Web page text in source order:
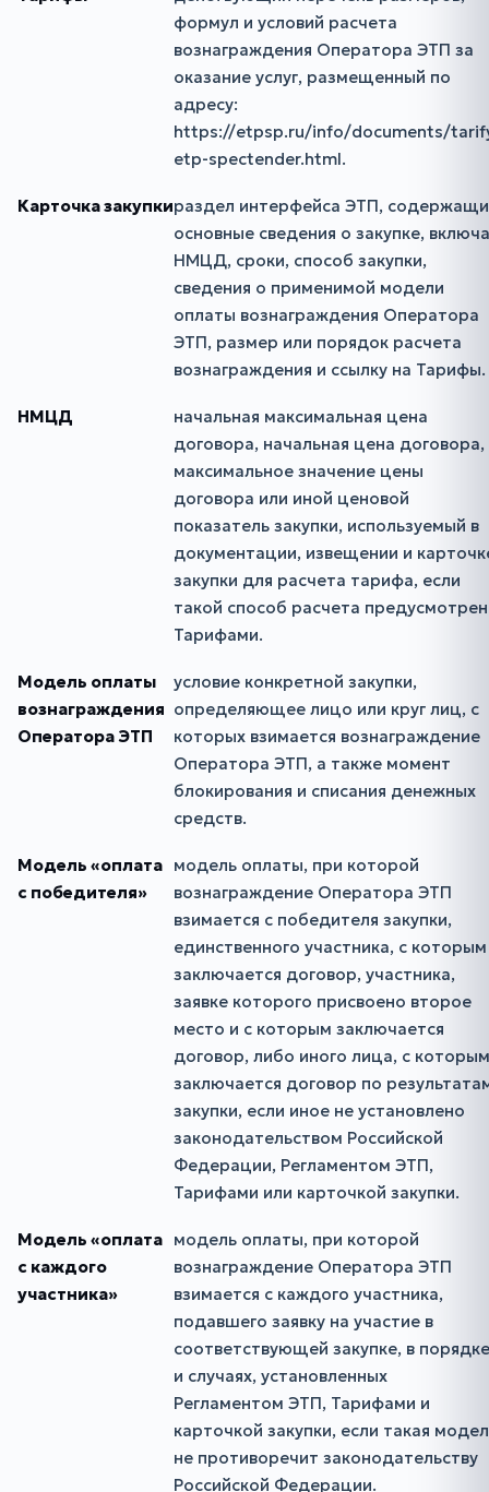
формул и условий расчета
вознаграждения Оператора ЭТП за
оказание услуг, размещенный по
адресу:
https://etpsp.ru/info/documents/
etp-spectender.html.
Карточка закупкираздел интерфейса ЭТП,
основные сведения о закупке,
НМЦД, сроки, способ закупки,
сведения о применимой модели
оплаты вознаграждения Оператора
ЭТП, размер или порядок расчета
вознаграждения и ссылку на Тарифы.
НМЦД
начальная максимальная цена
договора, начальная цена договора,
максимальное значение цены
договора или иной ценовой
показатель закупки, используемый в
документации, извещении и
закупки для расчета тарифа, если
такой способ расчета предусмотрен
Тарифами.
Модель оплаты
вознаграждения
Оператора ЭТП
условие конкретной закупки,
определяющее лицо или круг лиц, с
которых взимается вознаграждение
Оператора ЭТП, а также момент
блокирования и списания денежных
средств.
Модель «оплата
с победителя»
модель оплаты, при которой
вознаграждение Оператора ЭТП
взимается с победителя закупки,
единственного участника, с которым
заключается договор, участника,
заявке которого присвоено второе
место и с которым заключается
договор, либо иного лица, с которым
заключается договор по
закупки, если иное не установлено
законодательством Российской
Федерации, Регламентом ЭТП,
Тарифами или карточкой закупки.
Модель «оплата
с каждого
участника»
модель оплаты, при которой
вознаграждение Оператора ЭТП
взимается с каждого участника,
подавшего заявку на участие в
соответствующей закупке, в порядке
и случаях, установленных
Регламентом ЭТП, Тарифами и
карточкой закупки, если такая
не противоречит законодательству
Российской Федерации.